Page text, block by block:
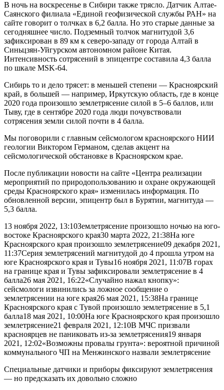
В ночь на воскресенье в Сибири также трясло. Датчик Алтае-
Саянского филиала «Единой геофизической службы РАН» на
сайте говорит о толчках в 6,2 балла. Но это старые данные за
сегодняшнее число. Подземный толчок магнитудой 3,6
зафиксирован в 89 км к северо-западу от города Алтай в
Синьцзян-Уйгурском автономном районе Китая.
Интенсивность сотрясений в эпицентре составила 4,3 балла
по шкале MSK-64.
Сибирь то и дело трясет: в меньшей степени — Красноярский
край, в большей — например, Иркутскую область, где в конце
2020 года произошло землетрясение силой в 5–6 баллов, или
Тыву, где в сентябре 2020 года люди почувствовали
сотрясения земли силой почти в 4 балла.
Мы поговорили с главным сейсмологом красноярского НИИ
геологии Виктором Германом, сделав акцент на
сейсмологической обстановке в Красноярском крае.
После публикации новости на сайте «Центра реализации
мероприятий по природопользованию и охране окружающей
среды Красноярского края» изменилась информация. По
обновленной версии, эпицентр был в Бурятии, магнитуда —
5,3 балла.
13 ноября 2022, 13:10Землетрясение произошло ночью на юго-
востоке Красноярского края30 марта 2022, 21:38На юге
Красноярского края произошло землетрясение09 декабря 2021,
11:37Серия землетрясений магнитудой до 4 прошла утром на
юге Красноярского края и Тувы16 ноября 2021, 11:07В горах
на границе края и Тувы зафиксировали землетрясение в 4
балла26 мая 2021, 16:22«Случайно нажал кнопку»:
сейсмологи извинились за ложное сообщение о
землетрясении на юге края26 мая 2021, 15:38На границе
Красноярского края с Тувой произошло землетрясение в 5,1
балла18 мая 2021, 10:00На юге Красноярского края произошло
землетрясение21 февраля 2021, 12:10В МЧС призвали
красноярцев не паниковать из-за землетрясения19 января
2021, 12:02«Возможны провалы грунта»: вероятной причиной
коммунального ЧП на Менжинского назвали землетрясение
Специальные датчики и приборы фиксируют землетрясения
— но предсказать их довольно сложно